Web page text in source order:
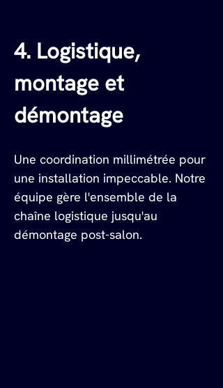
4. Logistique,
montage et
démontage
Une coordination millimétrée pour
une installation impeccable. Notre
équipe gère l'ensemble de la
chaîne logistique jusqu'au
démontage post-salon.